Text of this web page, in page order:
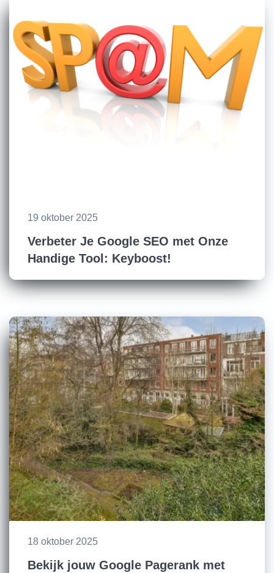
19 oktober 2025
Verbeter Je Google SEO met Onze
Handige Tool: Keyboost!
18 oktober 2025
Bekijk jouw Google Pagerank met